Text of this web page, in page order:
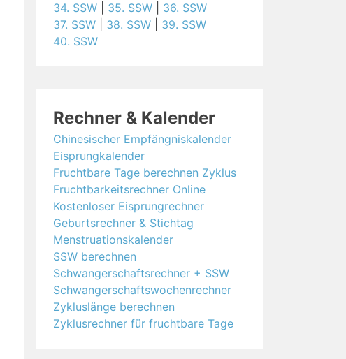
34. SSW
35. SSW
36. SSW
37. SSW
38. SSW
39. SSW
40. SSW
Rechner & Kalender
Chinesischer Empfängniskalender
Eisprungkalender
Fruchtbare Tage berechnen Zyklus
Fruchtbarkeitsrechner Online
Kostenloser Eisprungrechner
Geburtsrechner & Stichtag
Menstruationskalender
SSW berechnen
Schwangerschaftsrechner + SSW
Schwangerschaftswochenrechner
Zykluslänge berechnen
Zyklusrechner für fruchtbare Tage